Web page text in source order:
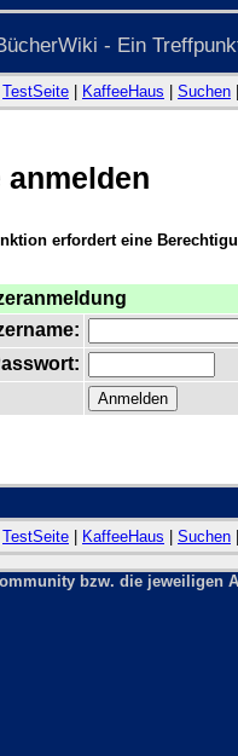
- Ein
TestSeite KaffeeHaus Suchen
anmelden
erfordert eine
TestSeite KaffeeHaus Suchen
bzw. die jeweiligen